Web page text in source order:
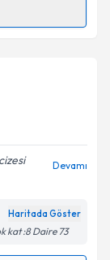
Devamı
Haritada Göster
kat :8 Daire 73